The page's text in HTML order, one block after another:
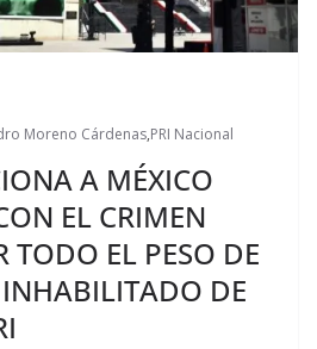
Moreno Cárdenas,PRI Nacional
A MÉXICO
EL CRIMEN
TODO EL PESO DE
INHABILITADO DE